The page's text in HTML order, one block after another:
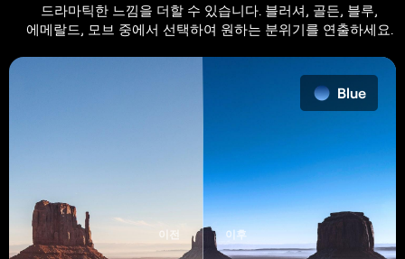
이전 이후
드라마틱한 느낌을 더할 수 있습니다. 블러셔, 골든, 블루,
에메랄드, 모브 중에서 선택하여 원하는 분위기를 연출하세요.